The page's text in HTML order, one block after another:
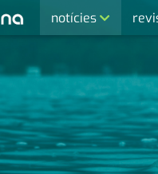
notícies
activitats
agenda
cultura